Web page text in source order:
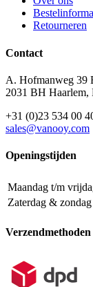
Retourneren
Contact
A. Hofmanweg 39
2031 BH Haarlem,
+31 (0)23 534 00
sales@vanooy.com
Openingstijden
Maandag t/m
Zaterdag & zondag
Verzendmethoden